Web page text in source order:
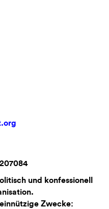
und konfessionell
Zwecke: